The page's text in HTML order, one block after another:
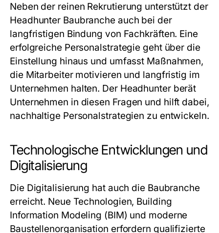
Neben der reinen Rekrutierung unterstützt der
Headhunter Baubranche auch bei der
langfristigen Bindung von Fachkräften. Eine
erfolgreiche Personalstrategie geht über die
Einstellung hinaus und umfasst Maßnahmen,
die Mitarbeiter motivieren und langfristig im
Unternehmen halten. Der Headhunter berät
Unternehmen in diesen Fragen und hilft dabei,
nachhaltige Personalstrategien zu entwickeln.
Technologische Entwicklungen und
Digitalisierung
Die Digitalisierung hat auch die Baubranche
erreicht. Neue Technologien, Building
Information Modeling (BIM) und moderne
Baustellenorganisation erfordern qualifizierte